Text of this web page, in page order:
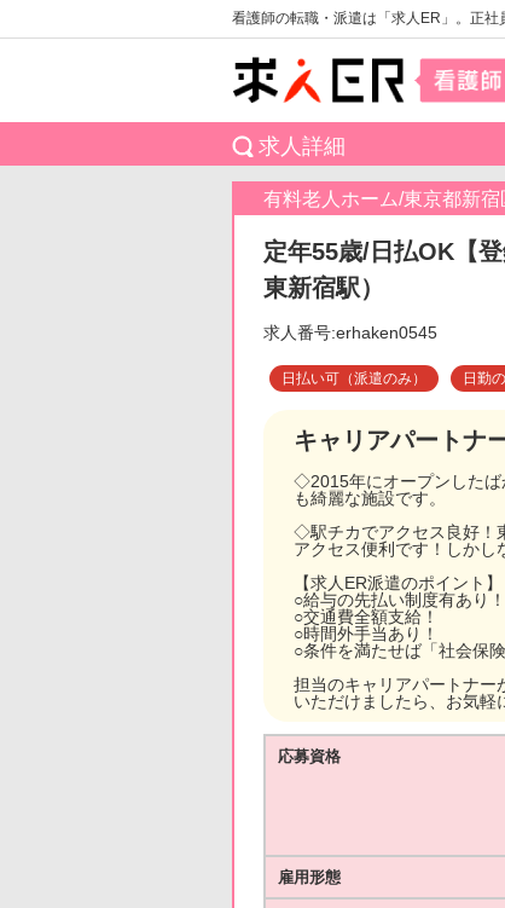
看護師の転職・派遣は「求人ER」。正社
求人詳細
有料老人ホーム/東京都新宿
定年55歳/日払OK【
東新宿駅）
求人番号:erhaken0545
日払い可（派遣のみ） 日勤
キャリアパートナ
◇2015年にオープンしたば
も綺麗な施設です。
◇駅チカでアクセス良好！
アクセス便利です！しかし
【求人ER派遣のポイント】
○給与の先払い制度有あり！
○交通費全額支給！
○時間外手当あり！
○条件を満たせば「社会保
担当のキャリアパートナー
いただけましたら、お気軽
応募資格
雇用形態